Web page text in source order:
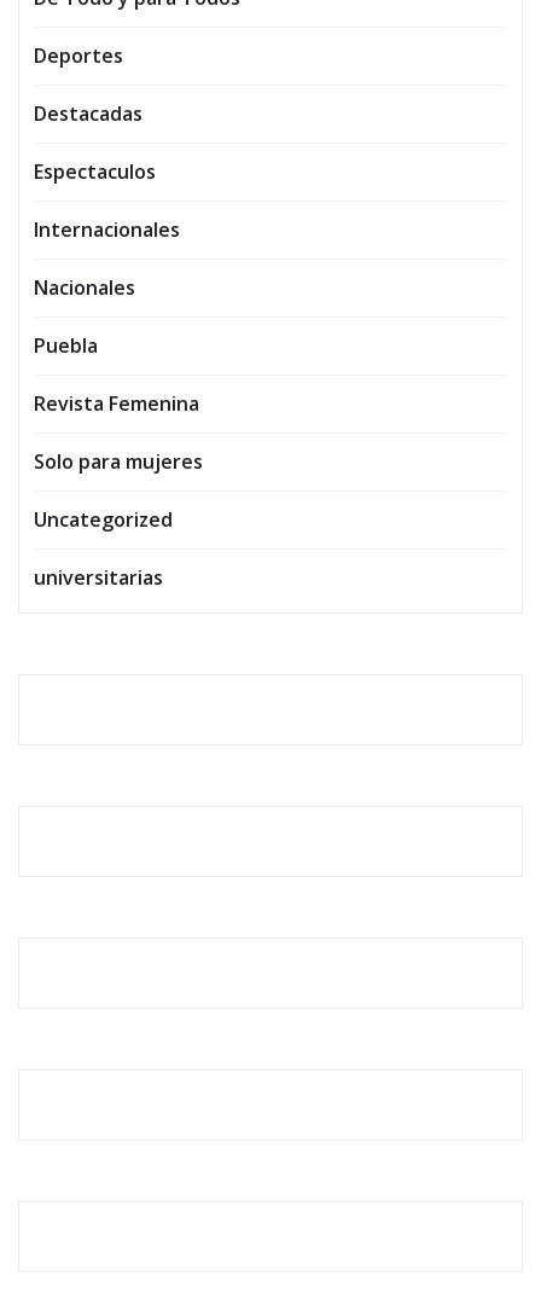
Deportes
Destacadas
Espectaculos
Internacionales
Nacionales
Puebla
Revista Femenina
Solo para mujeres
Uncategorized
universitarias